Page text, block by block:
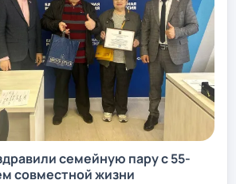
семейную пару с 55-
совместной жизни